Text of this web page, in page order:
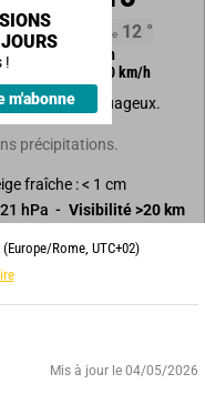
Ressentie 12 °
km/h
20 km/h
temps peu nuageux.
précipitations.
fraîche : < 1 cm
hPa Visibilité >20 km
!
m'abonne
Rome, UTC+02)
Mis à jour le 04/05/2026